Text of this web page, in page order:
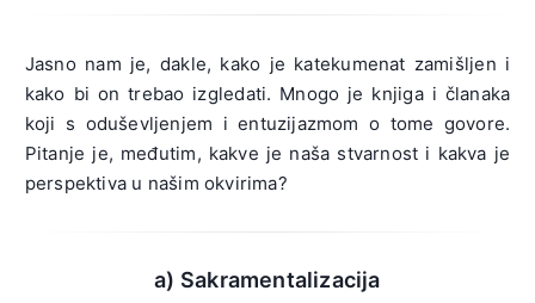
Jasno nam je, dakle, kako je katekumenat zamišljen i
kako bi on trebao izgledati. Mnogo je knjiga i članaka
koji s oduševljenjem i entuzijazmom o tome govore.
Pitanje je, međutim, kakve je naša stvarnost i kakva je
perspektiva u našim okvirima?
a) Sakramentalizacija